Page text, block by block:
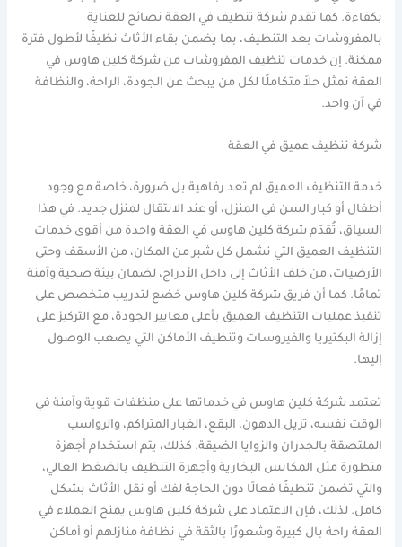
بكفاءة. كما تقدم شركة تنظيف في العقة نصائح للعناية
بالمفروشات بعد التنظيف، بما يضمن بقاء الأثاث نظيفًا لأطول فترة
ممكنة. إن خدمات تنظيف المفروشات من شركة كلين هاوس في
العقة تمثل حلاً متكاملًا لكل من يبحث عن الجودة، الراحة، والنظافة
في آن واحد.
شركة تنظيف عميق في العقة
خدمة التنظيف العميق لم تعد رفاهية بل ضرورة، خاصة مع وجود
أطفال أو كبار السن في المنزل، أو عند الانتقال لمنزل جديد. في هذا
السياق، تُقدّم شركة كلين هاوس في العقة واحدة من أقوى خدمات
التنظيف العميق التي تشمل كل شبر من المكان، من الأسقف وحتى
الأرضيات، من خلف الأثاث إلى داخل الأدراج، لضمان بيئة صحية وآمنة
تمامًا. كما أن فريق شركة كلين هاوس خضع لتدريب متخصص على
تنفيذ عمليات التنظيف العميق بأعلى معايير الجودة، مع التركيز على
إزالة البكتيريا والفيروسات وتنظيف الأماكن التي يصعب الوصول
إليها.
تعتمد شركة كلين هاوس في خدماتها على منظفات قوية وآمنة في
الوقت نفسه، تزيل الدهون، البقع، الغبار المتراكم، والرواسب
الملتصقة بالجدران والزوايا الضيقة. كذلك، يتم استخدام أجهزة
متطورة مثل المكانس البخارية وأجهزة التنظيف بالضغط العالي،
والتي تضمن تنظيفًا فعالًا دون الحاجة لفك أو نقل الأثاث بشكل
كامل. لذلك، فإن الاعتماد على شركة كلين هاوس يمنح العملاء في
العقة راحة بال كبيرة وشعورًا بالثقة في نظافة منازلهم أو أماكن